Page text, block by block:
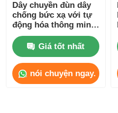
Dây chuyền đùn dây
chống bức xạ với tự
động hóa thông minh
PLC hoàn toàn tự
động
Giá tốt nhất
nói chuyện ngay.